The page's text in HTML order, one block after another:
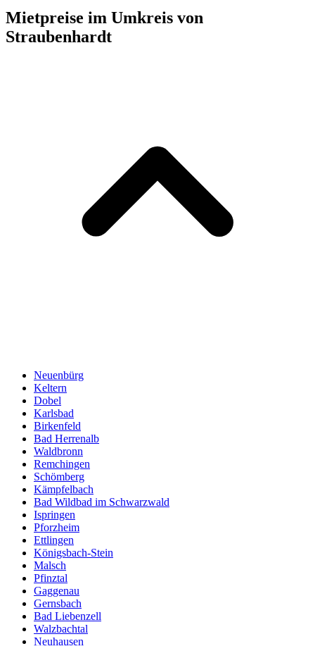
Mietpreise im Umkreis von
Straubenhardt
Neuenbürg
Keltern
Dobel
Karlsbad
Birkenfeld
Bad Herrenalb
Waldbronn
Remchingen
Schömberg
Kämpfelbach
Bad Wildbad im Schwarzwald
Ispringen
Pforzheim
Ettlingen
Königsbach-Stein
Malsch
Pfinztal
Gaggenau
Gernsbach
Bad Liebenzell
Walzbachtal
Neuhausen